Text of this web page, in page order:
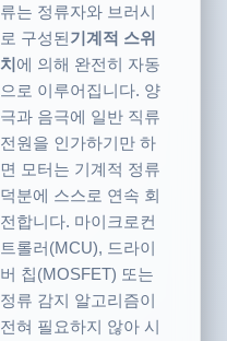
가장 큰 장점입니다! 정
류는 정류자와 브러시
로 구성된 기계적 스위
치 에 의해 완전히 자동
으로 이루어집니다. 양
극과 음극에 일반 직류
전원을 인가하기만 하
면 모터는 기계적 정류
덕분에 스스로 연속 회
전합니다. 마이크로컨
트롤러(MCU), 드라이
버 칩(MOSFET) 또는
정류 감지 알고리즘이